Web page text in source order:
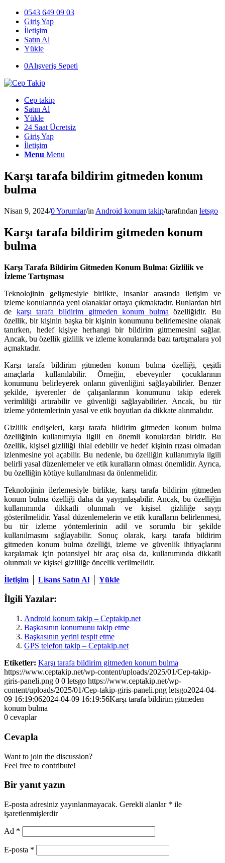
0543 649 09 03
Giriş Yap
İletişim
Satın Al
Yükle
0Alışveriş Sepeti
Cep takip
Satın Al
Yükle
24 Saat Ücretsiz
Giriş Yap
İletişim
Menu Menu
Karşı tarafa bildirim gitmeden konum
bulma
Nisan 9, 2024/0 Yorumlar/in Android konum takip/tarafından letsgo
Karşı tarafa bildirim gitmeden konum
bulma
Karşı Tarafa Bildirim Gitmeden Konum Bulma: Gizlilik ve
İzleme Tartışması
Teknolojinin gelişmesiyle birlikte, insanlar arasında iletişim ve
izleme konularında yeni olanaklar ortaya çıkmaktadır. Bunlardan biri
de karşı tarafa bildirim gitmeden konum bulma özelliğidir. Bu
özellik, bir kişinin başka bir kişinin konumunu belirlemesine olanak
tanırken, hedef kişiye herhangi bir bildirim gitmemesini sağlar.
Ancak, bu özellik gizlilik ve izleme konularında bazı tartışmalara yol
açmaktadır.
Karşı tarafa bildirim gitmeden konum bulma özelliği, çeşitli
amaçlarla kullanılabilir. Örneğin, ebeveynler çocuklarının
konumunu belirleyerek onların güvenliğini sağlayabilirler. Benzer
şekilde, işverenler de çalışanlarının konumunu takip ederek
verimliliği artırabilir ve güvenliği sağlayabilirler. Ancak, bu tür
izleme yöntemlerinin yasal ve etik boyutları da dikkate alınmalıdır.
Gizlilik endişeleri, karşı tarafa bildirim gitmeden konum bulma
özelliğinin kullanımıyla ilgili en önemli konulardan biridir. Bu
özellik, kişisel gizliliği ihlal edebilir ve hedef kişinin rızası olmadan
izlenmesine yol açabilir. Bu nedenle, bu özelliğin kullanımıyla ilgili
belirli yasal düzenlemeler ve etik kuralların olması önemlidir. Ayrıca,
bu özelliğin kötüye kullanılması da önlenmelidir.
Teknolojinin ilerlemesiyle birlikte, karşı tarafa bildirim gitmeden
konum bulma özelliği daha da yaygınlaşabilir. Ancak, bu özelliğin
kullanımında dikkatli olunmalı ve kişisel gizliliğe saygı
gösterilmelidir. Yasal düzenlemelerin ve etik kuralların belirlenmesi,
bu tür izleme yöntemlerinin adil ve sorumlu bir şekilde
kullanılmasını sağlayabilir. Sonuç olarak, karşı tarafa bildirim
gitmeden konum bulma özelliği, izleme ve güvenlik ihtiyaçlarını
karşılamak için potansiyel bir araç olsa da, kullanımında dikkatli
olunmalı ve kişisel gizliliğe öncelik verilmelidir.
İletişim
Lisans Satın Al Yükle
İlgili Yazılar:
Android konum takip – Ceptakip.net
Başkasının konumunu takip etme
Başkasının yerini tespit etme
GPS telefon takip – Ceptakip.net
Etiketler: Karşı tarafa bildirim gitmeden konum bulma
https://www.ceptakip.net/wp-content/uploads/2025/01/Cep-takip-
giris-paneli.png 0 0 letsgo https://www.ceptakip.net/wp-
content/uploads/2025/01/Cep-takip-giris-paneli.png letsgo2024-04-
09 16:19:062024-04-09 16:19:56Karşı tarafa bildirim gitmeden
konum bulma
0 cevaplar
Cevapla
Want to join the discussion?
Feel free to contribute!
Bir yanıt yazın
E-posta adresiniz yayınlanmayacak. Gerekli alanlar * ile
işaretlenmişlerdir
Ad *
E-posta *